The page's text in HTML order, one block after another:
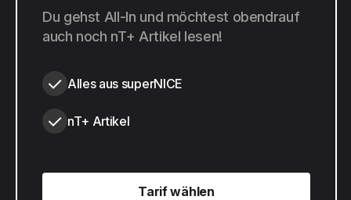
20 $ pro Jahr
Du gehst All-In und möchtest obendrauf
auch noch nT+ Artikel lesen!
Alles aus superNICE
nT+ Artikel
Tarif wählen